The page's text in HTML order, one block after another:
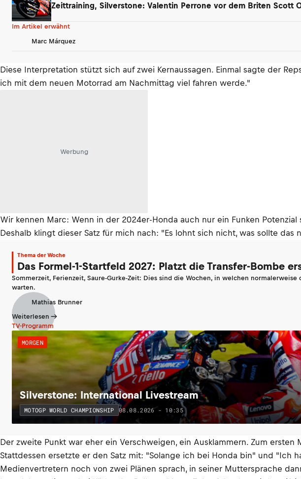
Zeittraining, Silverstone: Valentin Perrone vor dem Briten Scott
Im Artikel erwähnt
Marc Márquez
Diese Interpretation stützt sich auf zwei Kernaussagen. Einmal sagte der
ich mit dem neuen Motorrad am Nachmittag viel fahren werde."
Werbung
Wir kennen Marc: Wenn in der 2024er-Honda auch nur ein Funken
Deshalb klingt dieser Satz für mich nach: "Es lohnt sich nicht, was sollte das
Thema der Woche
Das Formel-1-Startfeld 2027: Platzt die Transfer-Bombe
Sommerzeit, Ferienzeit, Saure-Gurke-Zeit: Dies sind die Wochen, in welchen
warten.
Mathias Brunner
Weiterlesen
TV-Programm
MORGEN
Silverstone: International Livestream
MOTOGP WORLD CHAMPIONSHIP 08.08.2026 - 10:35
Der zweite Punkt war eher ein Verschweigen, ein Ausklammern. Zum
Stattdessen ersetzte er den Satz mit: "Solange ich bei Honda bin" und "Ich
Medienvertretern noch von zwei Plänen sprach, in seiner Muttersprache